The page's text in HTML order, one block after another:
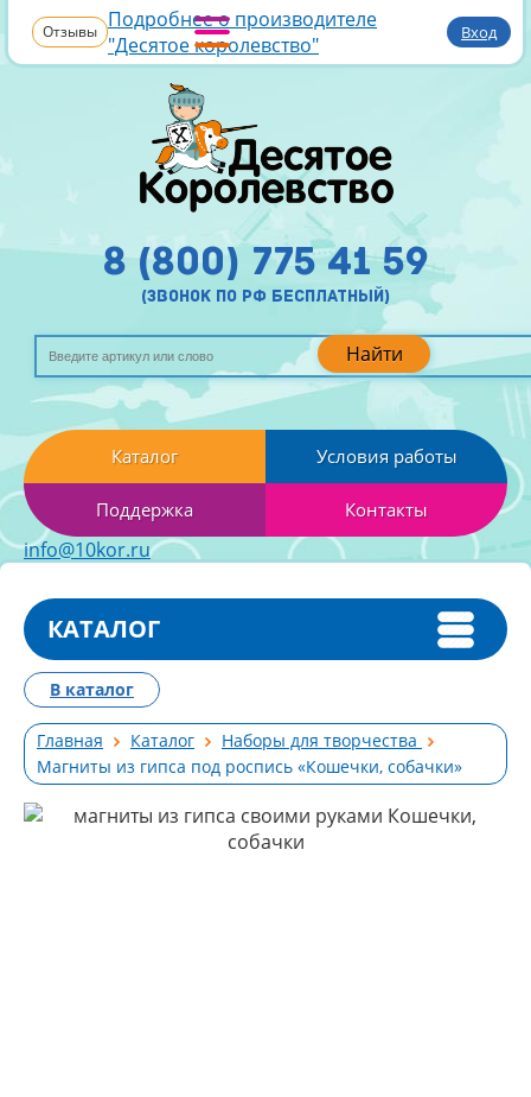
Отзывы Подробнее о производителе
"Десятое королевство"
Вход
Найти
8 (800) 775 41 59
(звонок по рф бесплатный)
Каталог Условия работы
Поддержка Контакты
info@10kor.ru
КАТАЛОГ
Главная Каталог
Наборы для творчества
Магниты из гипса под роспись «Кошечки, собачки»
В каталог